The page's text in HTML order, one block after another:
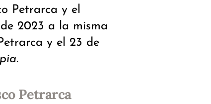
Petrarca y el
2023 a la misma
y el 23 de
.
Petrarca